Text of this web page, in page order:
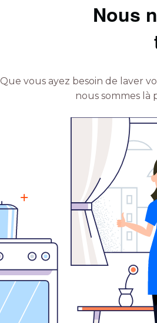
Nous
Que vous ayez besoin de laver
nous sommes là